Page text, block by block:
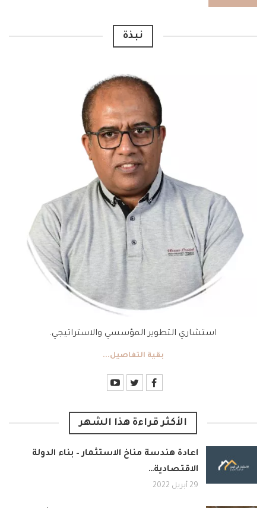
نبذة
استشاري التطوير المؤسسي والاستراتيجي.
بقية التفاصيل...
الأكثر قراءة هذا الشهر
اعادة هندسة مناخ الاستثمار – بناء الدولة
الاقتصادية…
29 أبريل 2022